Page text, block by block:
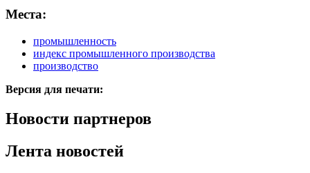
Места:
промышленность
индекс промышленного производства
производство
Версия для печати:
Новости партнеров
Лента новостей